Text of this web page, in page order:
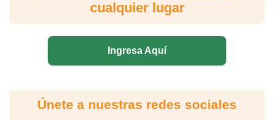
cualquier lugar
Ingresa Aquí
Únete a nuestras redes sociales